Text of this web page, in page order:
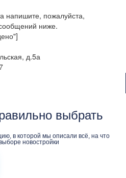
напишите, пожалуйста,
ниже.
д.5а
выбрать
в которой мы описали всё, на что
новостройки